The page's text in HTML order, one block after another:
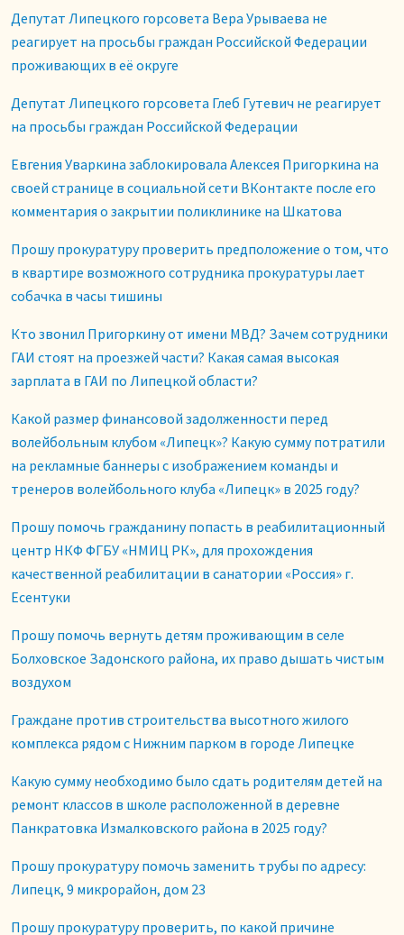
Депутат Липецкого горсовета Вера Урываева не
реагирует на просьбы граждан Российской Федерации
проживающих в её округе
Депутат Липецкого горсовета Глеб Гутевич не реагирует
на просьбы граждан Российской Федерации
Евгения Уваркина заблокировала Алексея Пригоркина на
своей странице в социальной сети ВКонтакте после его
комментария о закрытии поликлинике на Шкатова
Прошу прокуратуру проверить предположение о том, что
в квартире возможного сотрудника прокуратуры лает
собачка в часы тишины
Кто звонил Пригоркину от имени МВД? Зачем сотрудники
ГАИ стоят на проезжей части? Какая самая высокая
зарплата в ГАИ по Липецкой области?
Какой размер финансовой задолженности перед
волейбольным клубом «Липецк»? Какую сумму потратили
на рекламные баннеры с изображением команды и
тренеров волейбольного клуба «Липецк» в 2025 году?
Прошу помочь гражданину попасть в реабилитационный
центр НКФ ФГБУ «НМИЦ РК», для прохождения
качественной реабилитации в санатории «Россия» г.
Есентуки
Прошу помочь вернуть детям проживающим в селе
Болховское Задонского района, их право дышать чистым
воздухом
Граждане против строительства высотного жилого
комплекса рядом с Нижним парком в городе Липецке
Какую сумму необходимо было сдать родителям детей на
ремонт классов в школе расположенной в деревне
Панкратовка Измалковского района в 2025 году?
Прошу прокуратуру помочь заменить трубы по адресу:
Липецк, 9 микрорайон, дом 23
Прошу прокуратуру проверить, по какой причине